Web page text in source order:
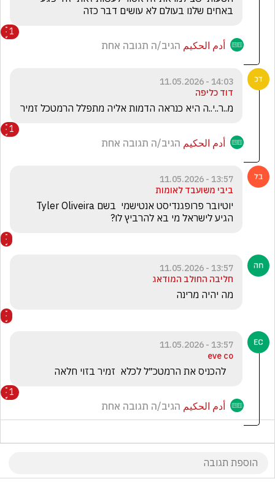
באחים שלנו בעולם לא עושים דבר כזה
1
أدم الحكيم הגיב/ה תגובה אחת
14:03 - 11.05.2026
דוד כליפה
מ..ר..י..ה היא כנראה הדמות אליה מתפלל הרמטכל זמיר
1
أدم الحكيم הגיב/ה תגובה אחת
13:57 - 11.05.2026
ביבי משועבד לאומות
הגיע לישראל מי בא להרביץ לו?
13:57 - 11.05.2026
חליבה החולב המודאג
מה יהיה מרינה
13:57 - 11.05.2026
eve co
1
أدم الحكيم הגיב/ה תגובה אחת